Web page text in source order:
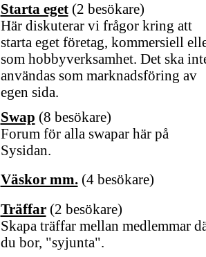
Starta eget (2 besökare)
Här diskuterar vi frågor kring att
starta eget företag, kommersiell
som hobbyverksamhet. Det ska
användas som marknadsföring av
egen sida.
Swap (8 besökare)
Forum för alla swapar här på
Sysidan.
Väskor mm. (4 besökare)
Träffar (2 besökare)
Skapa träffar mellan medlemmar
du bor, "syjunta".